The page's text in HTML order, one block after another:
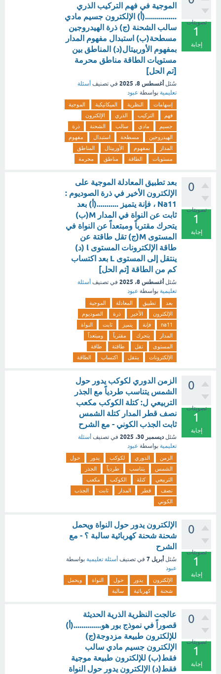
تصويتات
1
إجابة
الموجية في فهم التركيب الذري
................(أ) الإلكترون جسيم مادي
سالب الشحنة (ج) ذرة الهيدروجين
مسطحة(ب) استبدال مفهوم المدار
بمفهوم الأوربيتال(د) المناطق بين
مستويات الطاقة مناطق محرمة
[تم الحل]
سُئل أغسطس 8، 2025 في تصنيف أسئلة
تعليمية بواسطة عبود
إسهامات النظرية الميكانيكية
الموجية
فهم
التركيب الذري
الإلكترون
جسيم
مادي سالب الشحنة
ذرة
الهيدروجين
مسطحة استبدال
مفهوم
المدار
بمفهوم الأوربيتال
المناطق
مستويات
الطاقة مناطق محرمة
0
تصويتات
1
إجابة
بعد تطبيق المعادلة الموجية على
الإلكترون الأخير في ذرة الصوديوم :
Na11 ، فإنة يتميز ...........(أ) بعد
ثابت عن النواة في المدار M(ب)
يتحرك مقترباً ومبتعداً عن النواة في
المستوى M(ج) تقل طاقتة عن
طاقة الإلكترونات المستوى l (د)
ينتقل إلى المستوى L بعد اكتساب
كم من الطاقة [تم الحل]
سُئل أغسطس 8، 2025 في تصنيف أسئلة
تعليمية بواسطة عبود
بعد تطبيق المعادلة
الموجية
الإلكترون
الأخير ذرة
الصوديوم
na11
فإنة يتميز ثابت
النواة
المدار
يتحرك مقترباً
ومبتعداً
المستوى
تقل طاقتة
طاقة
الإلكترونات
ينتقل اكتساب الطاقة
0
تصويتات
1
إجابة
الزمن الدوري لكوكب يدور حول
الشمس يتناسب طردياً مع الجذر
التربيعي ل: كتلة الكوكب مكعب
نصف قطر المدار كتلة الشمس
ثابت الجذب الكوني - مع الشرح
سُئل ديسمبر 30، 2025 في تصنيف أسئلة
تعليمية بواسطة عبود
الزمن الدوري لكوكب يدور
حول
الشمس
يتناسب طردياً
الجذر
التربيعي
كتلة الكوكب
مكعب
نصف
قطر المدار ثابت
الجذب
الكوني
0
تصويتات
1
إجابة
الإلكترون يدور حول النواة ويحمل
شحنة شحنة كهربائية سالبة ؟ - مع
الشرح
سُئل أبريل 7 في تصنيف أسئلة تعليمية بواسطة
عبود
الإلكترون يدور حول النواة
ويحمل
شحنة
كهربائية سالبة
0
تصويتات
1
إجابة
عالجت النظرية الذرية الحديثة
قصوراً في نموذج بور هو..............(أ)
للإلكترون طبيعة مزدوجة(ج)
الإلكترون جسيم مادي سالب
فقط(ب) للإلكترون طبيعة موجية
فقط(د) الإلكترون يدور حول النواة